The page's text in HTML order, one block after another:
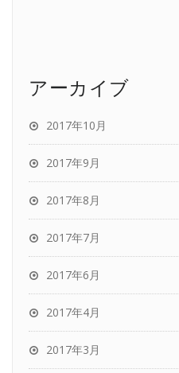
アーカイブ
2017年10月
2017年9月
2017年8月
2017年7月
2017年6月
2017年4月
2017年3月